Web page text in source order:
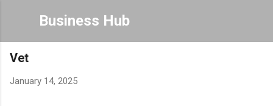
Skip to main content
Business Hub
Vet
January 14, 2025